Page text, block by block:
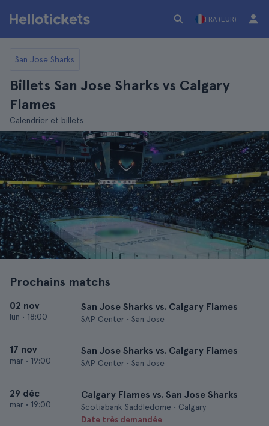
FRA (EUR)
San Jose Sharks
Billets San Jose Sharks vs Calgary
Flames
Calendrier et billets
Prochains matchs
02 nov
lun • 18:00
San Jose Sharks vs. Calgary Flames
SAP Center • San Jose
17 nov
mar • 19:00
San Jose Sharks vs. Calgary Flames
SAP Center • San Jose
29 déc
mar • 19:00
Calgary Flames vs. San Jose Sharks
Scotiabank Saddledome • Calgary
Date très demandée